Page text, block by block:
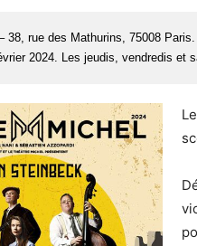
38, rue des Mathurins, 75008 Paris.
2024. Les jeudis, vendredis et